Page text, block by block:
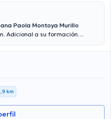
Paola Montoya Murillo
Adicional a su formación
tiene numerosos años de
de diversas asociaciones
ha participado en
de lograr tener una
especialización y ha publicado
la profesional de la salud
km